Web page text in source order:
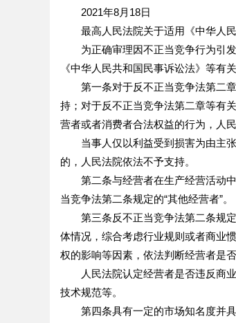
2021年8月18日
最高人民法院关于适用《中华人民
为正确审理因不正当竞争行为引发
《中华人民共和国民事诉讼法》等有
第一条对于反不正当竞争法第二章
持；对于反不正当竞争法第二章等有
营者或者消费者合法权益的行为，人
当事人仅以利益受到损害为由主张
的，人民法院依法不予支持。
第二条与经营者在生产经营活动中
当竞争法第二条规定的“其他经营者”。
第三条反不正当竞争法第二条规定
体情况，综合考虑行业规则或者商业
权的影响等因素，依法判断经营者是否
人民法院认定经营者是否违反商业
技术规范等。
第四条具有一定的市场知名度并具